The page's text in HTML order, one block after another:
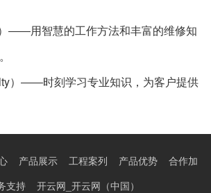
用智慧的工作方法和丰富的维修知
――时刻学习专业知识，为客户提供
产品展示 工程案列 产品优势
合作加
支持 开云网_开云网（中国）